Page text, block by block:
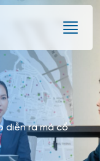
diễn ra mà cổ